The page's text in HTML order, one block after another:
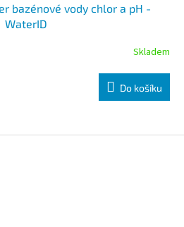
bazénové vody chlor a pH -
WaterID
Skladem
Do košíku